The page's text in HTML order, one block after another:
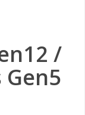
/
Gen5